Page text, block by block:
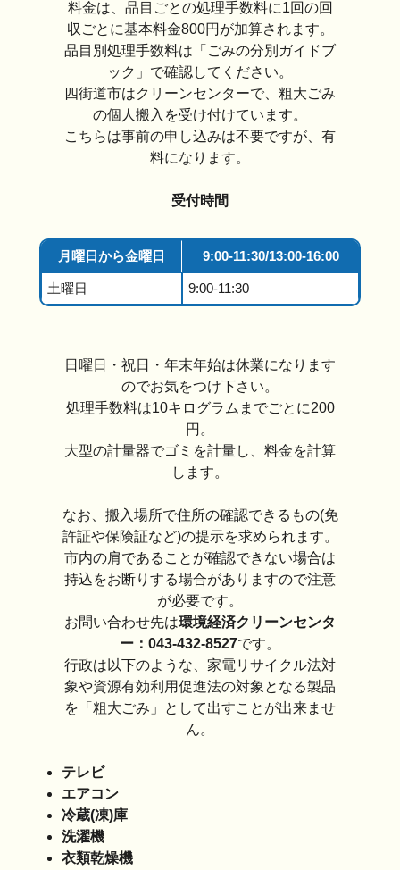
料金は、品目ごとの処理手数料に1回の回
収ごとに基本料金800円が加算されます。
品目別処理手数料は「ごみの分別ガイドブ
ック」で確認してください。
四街道市はクリーンセンターで、粗大ごみ
の個人搬入を受け付けています。
こちらは事前の申し込みは不要ですが、有
料になります。
受付時間
月曜日から金曜日 9:00-11:30/13:00-16:00
土曜日 9:00-11:30
日曜日・祝日・年末年始は休業になります
のでお気をつけ下さい。
処理手数料は10キログラムまでごとに200
円。
大型の計量器でゴミを計量し、料金を計算
します。
なお、搬入場所で住所の確認できるもの(免
許証や保険証など)の提示を求められます。
市内の肩であることが確認できない場合は
持込をお断りする場合がありますので注意
が必要です。
お問い合わせ先は環境経済クリーンセンタ
ー：043-432-8527です。
行政は以下のような、家電リサイクル法対
象や資源有効利用促進法の対象となる製品
を「粗大ごみ」として出すことが出来ませ
ん。
テレビ
エアコン
冷蔵(凍)庫
洗濯機
衣類乾燥機